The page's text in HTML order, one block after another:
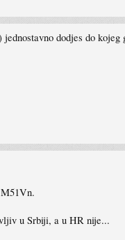
dodjes do kojeg
u Srbiji, a u HR nije...